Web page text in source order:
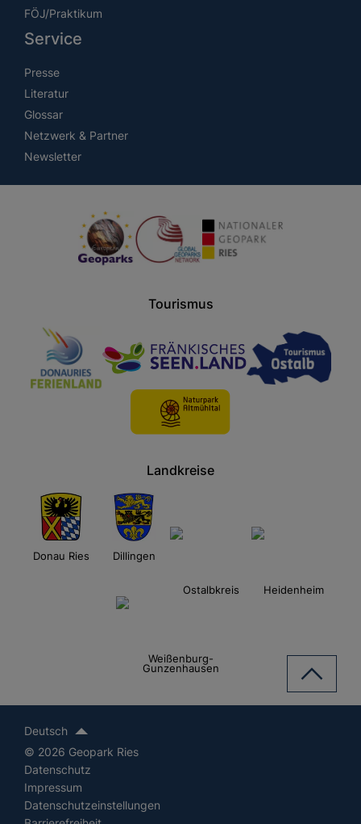
FÖJ/Praktikum
Service
Presse
Literatur
Glossar
Netzwerk & Partner
Newsletter
Tourismus
Landkreise
Donau Ries Dillingen
Ostalbkreis Heidenheim
Weißenburg-
Gunzenhausen
Deutsch
© 2026 Geopark Ries
Datenschutz
Impressum
Datenschutzeinstellungen